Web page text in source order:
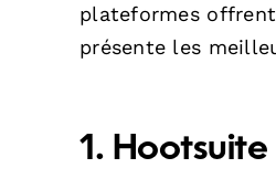
plateformes
présente les
1. Hootsuite